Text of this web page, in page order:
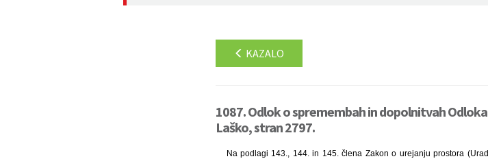
KAZALO
1087. Odlok o spremembah in dopolnitvah
Laško, stran 2797.
Na podlagi 143., 144. in 145. člena Zakon o urejanju prostora